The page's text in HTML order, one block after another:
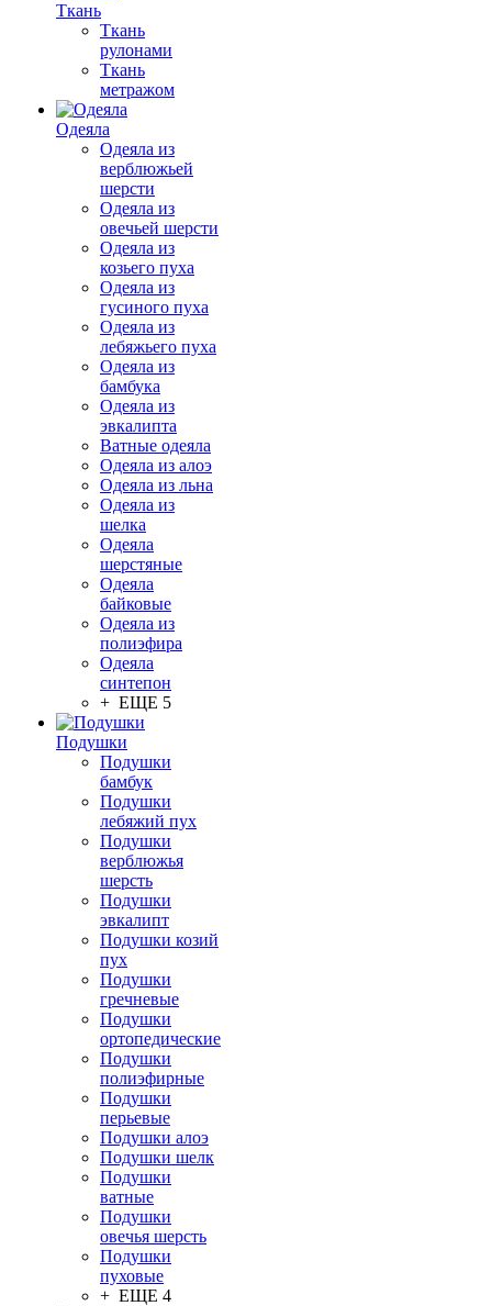
Ткань
Ткань
рулонами
Ткань
метражом
Одеяла
Одеяла из
верблюжьей
шерсти
Одеяла из
овечьей шерсти
Одеяла из
козьего пуха
Одеяла из
гусиного пуха
Одеяла из
лебяжьего пуха
Одеяла из
бамбука
Одеяла из
эвкалипта
Ватные одеяла
Одеяла из алоэ
Одеяла из льна
Одеяла из
шелка
Одеяла
шерстяные
Одеяла
байковые
Одеяла из
полиэфира
Одеяла
синтепон
+ ЕЩЕ 5
Подушки
Подушки
бамбук
Подушки
лебяжий пух
Подушки
верблюжья
шерсть
Подушки
эвкалипт
Подушки козий
пух
Подушки
гречневые
Подушки
ортопедические
Подушки
полиэфирные
Подушки
перьевые
Подушки алоэ
Подушки шелк
Подушки
ватные
Подушки
овечья шерсть
Подушки
пуховые
+ ЕЩЕ 4